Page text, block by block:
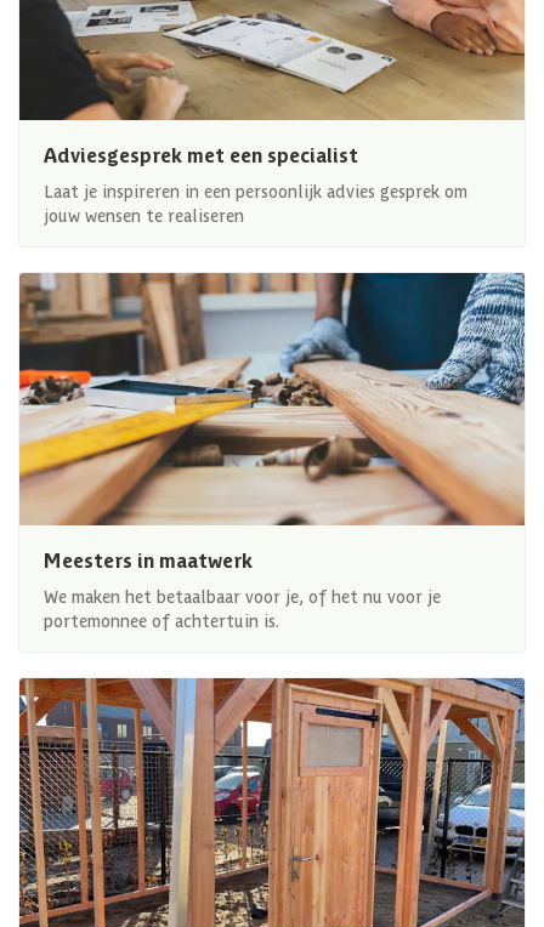
Adviesgesprek met een specialist
Laat je inspireren in een persoonlijk advies gesprek om
jouw wensen te realiseren
Meesters in maatwerk
We maken het betaalbaar voor je, of het nu voor je
portemonnee of achtertuin is.